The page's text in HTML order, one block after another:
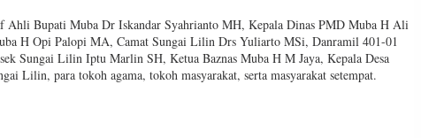
Ahli Bupati Muba Dr Iskandar Syahrianto MH, Kepala Dinas PMD Muba H Ali
H Opi Palopi MA, Camat Sungai Lilin Drs Yuliarto MSi, Danramil 401-01
Sungai Lilin Iptu Marlin SH, Ketua Baznas Muba H M Jaya, Kepala Desa
Lilin, para tokoh agama, tokoh masyarakat, serta masyarakat setempat.